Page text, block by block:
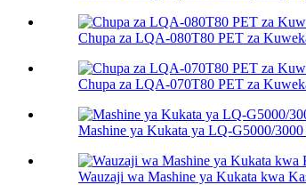
Chupa za LQA-080T80 PET za
Chupa za LQA-070T80 PET za
Mashine ya Kukata ya LQ-G5000/3000
Wauzaji wa Mashine ya Kukata kwa